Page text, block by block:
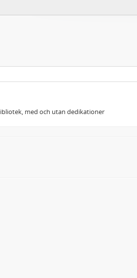
med och utan dedikationer